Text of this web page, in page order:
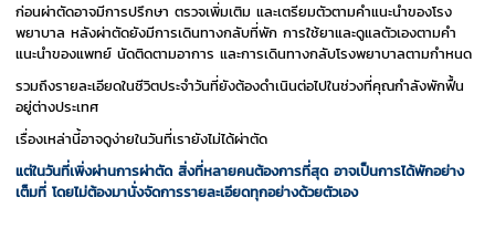
ก่อนผ่าตัดอาจมีการปรึกษา ตรวจเพิ่มเติม และเตรียมตัวตามคำแนะนำของโรง
พยาบาล หลังผ่าตัดยังมีการเดินทางกลับที่พัก การใช้ยาและดูแลตัวเองตามคำ
แนะนำของแพทย์ นัดติดตามอาการ และการเดินทางกลับโรงพยาบาลตามกำหนด
รวมถึงรายละเอียดในชีวิตประจำวันที่ยังต้องดำเนินต่อไปในช่วงที่คุณกำลังพักฟื้น
อยู่ต่างประเทศ
เรื่องเหล่านี้อาจดูง่ายในวันที่เรายังไม่ได้ผ่าตัด
แต่ในวันที่เพิ่งผ่านการผ่าตัด สิ่งที่หลายคนต้องการที่สุด อาจเป็นการได้พักอย่าง
เต็มที่ โดยไม่ต้องมานั่งจัดการรายละเอียดทุกอย่างด้วยตัวเอง